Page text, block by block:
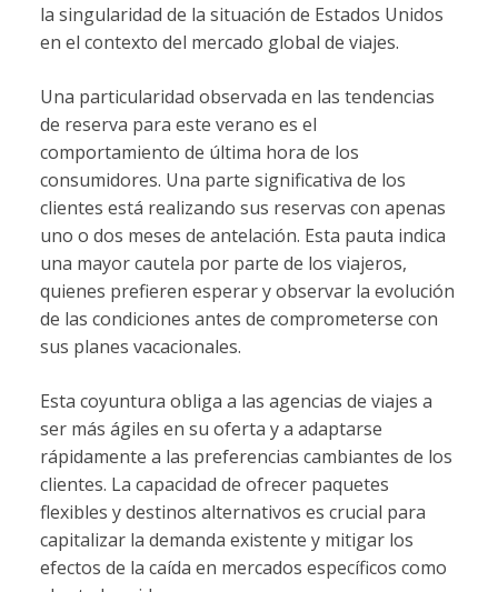
la singularidad de la situación de Estados Unidos
en el contexto del mercado global de viajes.
Una particularidad observada en las tendencias
de reserva para este verano es el
comportamiento de última hora de los
consumidores. Una parte significativa de los
clientes está realizando sus reservas con apenas
uno o dos meses de antelación. Esta pauta indica
una mayor cautela por parte de los viajeros,
quienes prefieren esperar y observar la evolución
de las condiciones antes de comprometerse con
sus planes vacacionales.
Esta coyuntura obliga a las agencias de viajes a
ser más ágiles en su oferta y a adaptarse
rápidamente a las preferencias cambiantes de los
clientes. La capacidad de ofrecer paquetes
flexibles y destinos alternativos es crucial para
capitalizar la demanda existente y mitigar los
efectos de la caída en mercados específicos como